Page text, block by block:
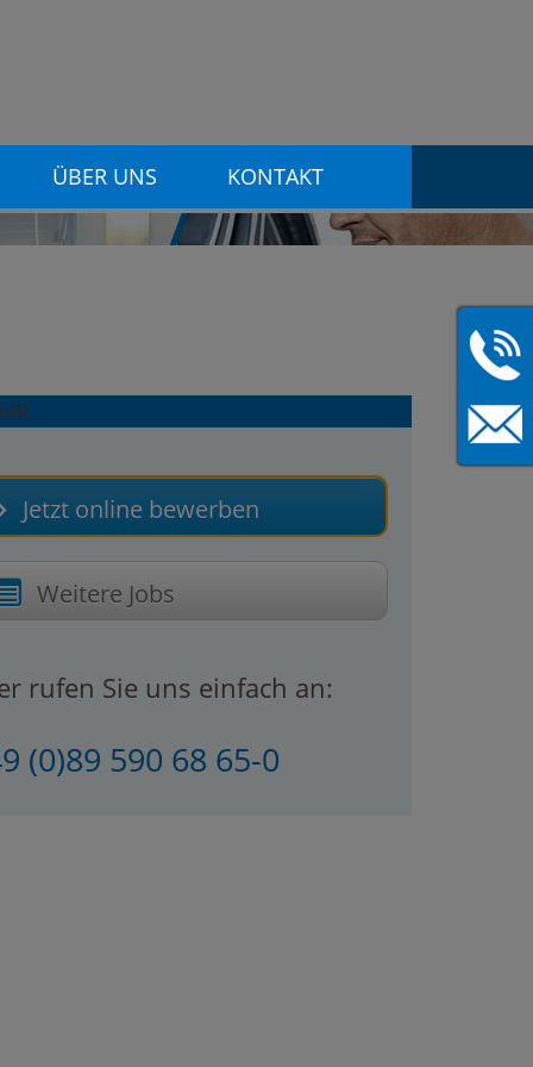
ÜBER UNS KONTAKT
Jetzt online bewerben
Weitere Jobs
rufen Sie uns einfach an:
(0)89 590 68 65-0